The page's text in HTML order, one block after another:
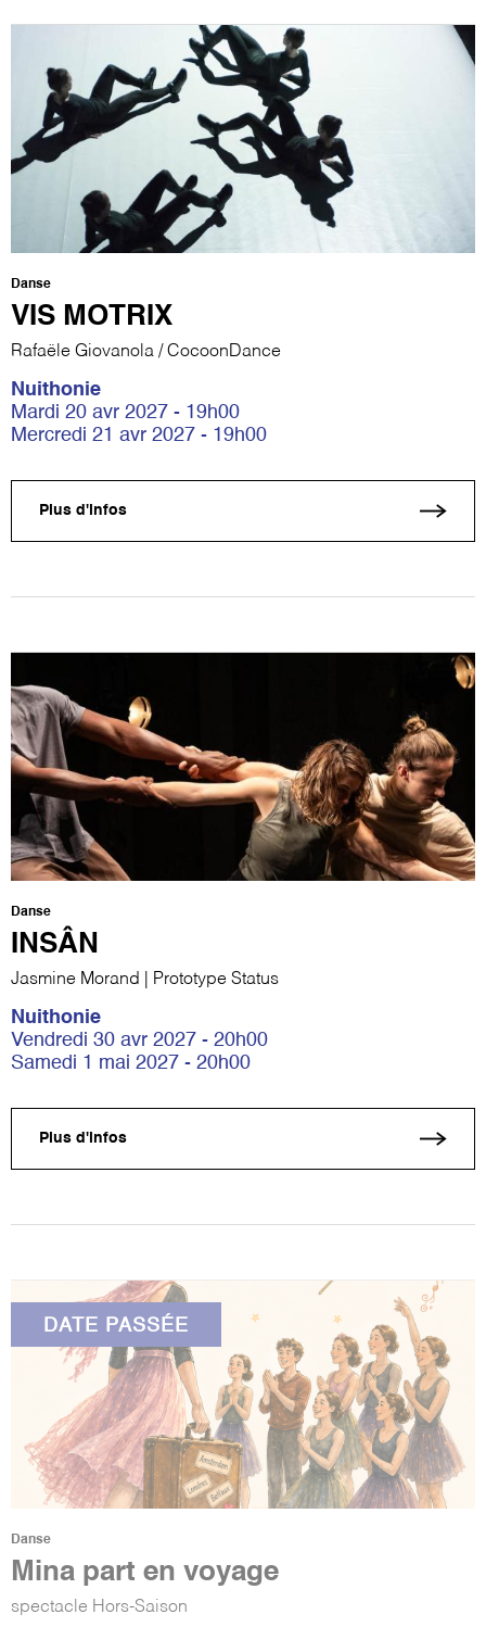
Danse
VIS MOTRIX
Rafaële Giovanola / CocoonDance
Nuithonie
Mardi 20 avr 2027 - 19h00
Mercredi 21 avr 2027 - 19h00
Plus d'infos
Danse
INSÂN
Jasmine Morand | Prototype Status
Nuithonie
Vendredi 30 avr 2027 - 20h00
Samedi 1 mai 2027 - 20h00
Plus d'infos
DATE PASSÉE
Danse
Mina part en voyage
spectacle Hors-Saison